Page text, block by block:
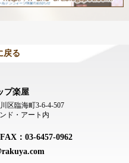
戻る
プ楽屋
区臨海町3-6-4-507
ド・アート内
：03-6457-0962